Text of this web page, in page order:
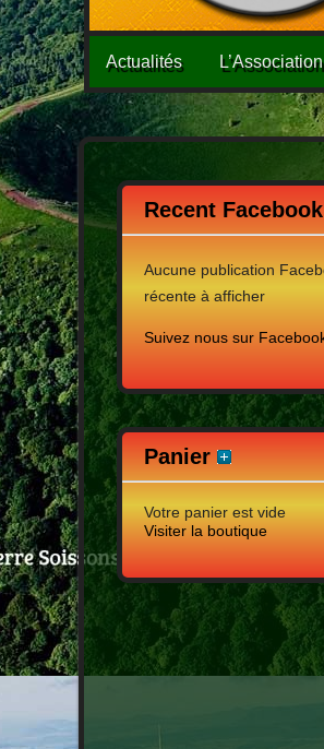
Menu
principale
contenu
Actualités L’Association
Recent
Aucune publication
récente à afficher
Suivez nous sur
Panier
Votre panier est vide
Visiter la boutique